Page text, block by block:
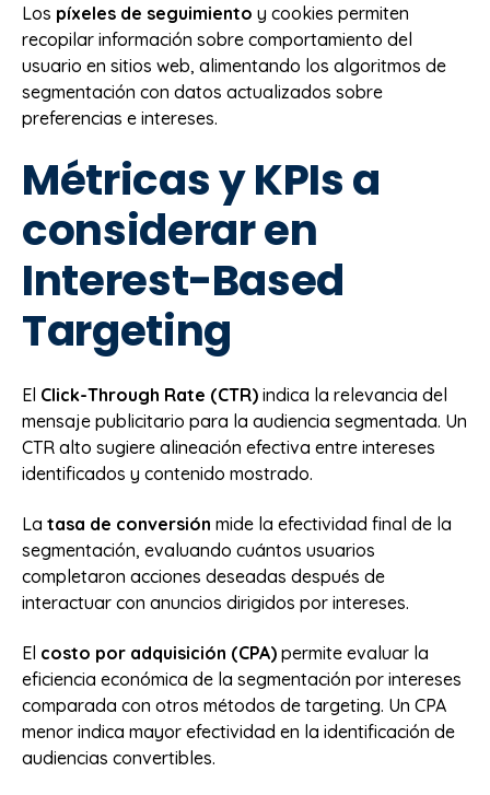
Los píxeles de seguimiento y cookies permiten
recopilar información sobre comportamiento del
usuario en sitios web, alimentando los algoritmos de
segmentación con datos actualizados sobre
preferencias e intereses.
Métricas y KPIs a
considerar en
Interest-Based
Targeting
El Click-Through Rate (CTR) indica la relevancia del
mensaje publicitario para la audiencia segmentada. Un
CTR alto sugiere alineación efectiva entre intereses
identificados y contenido mostrado.
La tasa de conversión mide la efectividad final de la
segmentación, evaluando cuántos usuarios
completaron acciones deseadas después de
interactuar con anuncios dirigidos por intereses.
El costo por adquisición (CPA) permite evaluar la
eficiencia económica de la segmentación por intereses
comparada con otros métodos de targeting. Un CPA
menor indica mayor efectividad en la identificación de
audiencias convertibles.